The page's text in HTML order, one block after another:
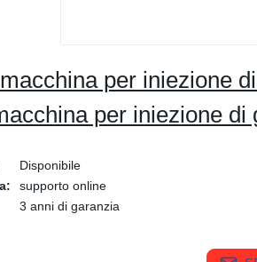
per iniezione
per iniezione di
Disponibile
supporto online
3 anni di garanzia